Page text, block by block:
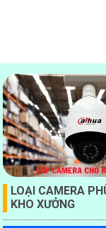
LOẠI CAMERA
KHO XƯỞNG